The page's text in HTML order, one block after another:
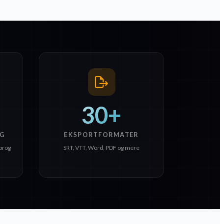
30+
EKSPORTFORMATER
SRT, VTT, Word, PDF og mere